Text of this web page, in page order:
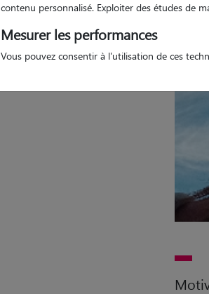
contenu personnalisé. Exploiter des études de
Mesurer les performances
Vous pouvez consentir à l'utilisation de ces